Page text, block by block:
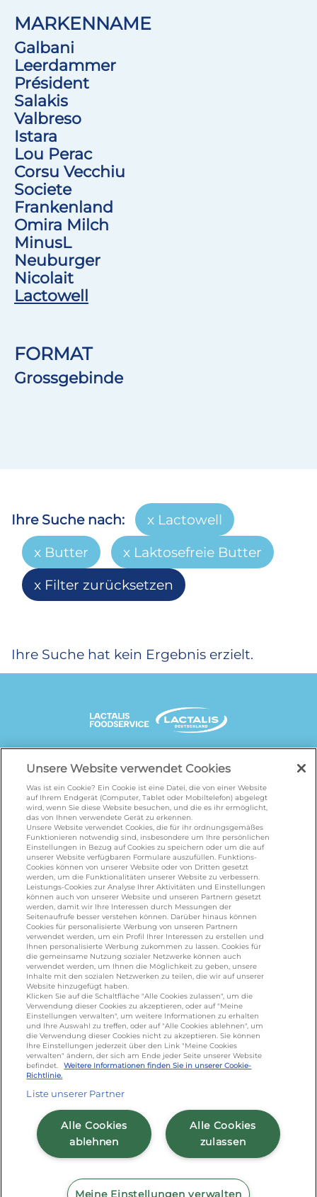
MARKENNAME
Galbani
Leerdammer
Président
Salakis
Valbreso
Istara
Lou Perac
Corsu Vecchiu
Societe
Frankenland
Omira Milch
MinusL
Neuburger
Nicolait
Lactowell
FORMAT
Grossgebinde
Ihre Suche nach:
Lactowell
Butter
Laktosefreie Butter
Filter zurücksetzen
Ihre Suche hat kein Ergebnis erzielt.
UNSERE MARKENSEITEN
galbani.de/leerdammer.de/president.de
salakis.de/frankenland.com/
omiramilch.de/minusl.de
KONTAKT
foodservice.info@de.lactalis.com
Lactalis Deutschland GmbH - Tel: +49 (0)751
887 366 /lactalis.de
Omira Bodenseemilch GmbH - Tel: +49
(0)751 887 366 /omira.de
Cookie Richtlinie Sitemap/Datenschutz
Impressum
AGB
Unsere Website verwendet Cookies
Was ist ein Cookie? Ein Cookie ist eine Datei, die von einer Website
auf Ihrem Endgerät (Computer, Tablet oder Mobiltelefon) abgelegt
wird, wenn Sie diese Website besuchen, und die es ihr ermöglicht,
das von Ihnen verwendete Gerät zu erkennen.
Unsere Website verwendet Cookies, die für ihr ordnungsgemäßes
Funktionieren notwendig sind, insbesondere um Ihre persönlichen
Einstellungen in Bezug auf Cookies zu speichern oder um die auf
unserer Website verfügbaren Formulare auszufüllen. Funktions-
Cookies können von unserer Website oder von Dritten gesetzt
werden, um die Funktionalitäten unserer Website zu verbessern.
Leistungs-Cookies zur Analyse Ihrer Aktivitäten und Einstellungen
können auch von unserer Website und unseren Partnern gesetzt
werden, damit wir Ihre Interessen durch Messungen der
Seitenaufrufe besser verstehen können. Darüber hinaus können
Cookies für personalisierte Werbung von unseren Partnern
verwendet werden, um ein Profil Ihrer Interessen zu erstellen und
Ihnen personalisierte Werbung zukommen zu lassen. Cookies für
die gemeinsame Nutzung sozialer Netzwerke können auch
verwendet werden, um Ihnen die Möglichkeit zu geben, unsere
Inhalte mit den sozialen Netzwerken zu teilen, die wir auf unserer
Website hinzugefügt haben.
Klicken Sie auf die Schaltfläche "Alle Cookies zulassen", um die
Verwendung dieser Cookies zu akzeptieren, oder auf "Meine
Einstellungen verwalten", um weitere Informationen zu erhalten
und Ihre Auswahl zu treffen, oder auf "Alle Cookies ablehnen", um
die Verwendung dieser Cookies nicht zu akzeptieren. Sie können
Ihre Einstellungen jederzeit über den Link "Meine Cookies
verwalten" ändern, der sich am Ende jeder Seite unserer Website
befindet.
Weitere Informationen finden Sie in unserer Cookie-
Richtlinie.
Liste unserer Partner
Alle Cookies
zulassen
Alle Cookies
ablehnen
Meine Einstellungen verwalten